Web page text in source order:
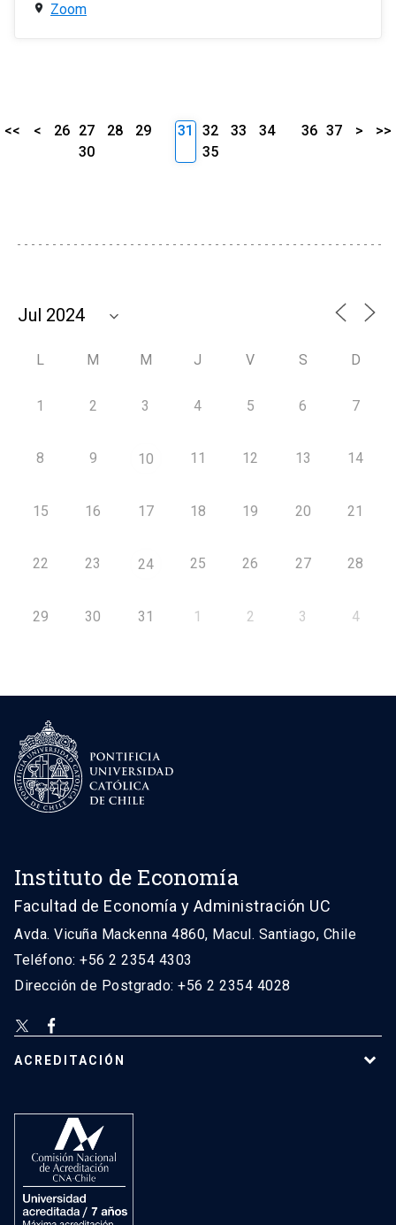
Zoom
<< < 26 27 28
29
30
31 32 33
34
35
36 37 > >>
L M M J V S D
1 2 3 4 5 6 7
8 9 10 11 12 13 14
15 16 17 18 19 20 21
22 23 24 25 26 27 28
29 30 31 1 2 3 4
Instituto de Economía
Facultad de Economía y Administración UC
Avda. Vicuña Mackenna 4860, Macul. Santiago, Chile
Teléfono: +56 2 2354 4303
Dirección de Postgrado: +56 2 2354 4028
ACREDITACIÓN